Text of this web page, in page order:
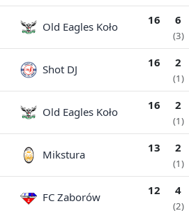
Old Eagles Koło 16 6
(3)
Shot DJ 16 2
(1)
Old Eagles Koło 16 2
(1)
Mikstura 13 2
(1)
FC Zaborów 12 4
(2)